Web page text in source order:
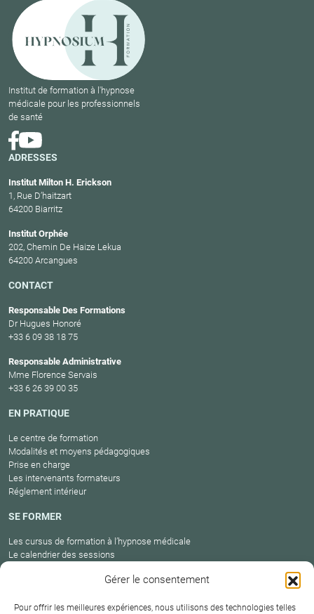
Gérer le consentement
Pour offrir les meilleures expériences, nous utilisons des technologies telles
Institut de formation à l'hypnose
médicale pour les professionnels
de santé
ADRESSES
Institut Milton H. Erickson
1, Rue D’haitzart
64200 Biarritz
Institut Orphée
202, Chemin De Haize Lekua
64200 Arcangues
CONTACT
Responsable Des Formations
Dr Hugues Honoré
+33 6 09 38 18 75
Responsable Administrative
Mme Florence Servais
+33 6 26 39 00 35
EN PRATIQUE
Le centre de formation
Modalités et moyens pédagogiques
Prise en charge
Les intervenants formateurs
Réglement intérieur
SE FORMER
Les cursus de formation à l’hypnose médicale
Le calendrier des sessions